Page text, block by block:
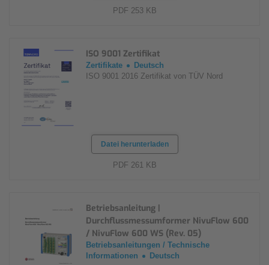
PDF 253 KB
ISO 9001 Zertifikat
Zertifikate
Deutsch
ISO 9001 2016 Zertifikat von TÜV Nord
Datei herunterladen
PDF 261 KB
Betriebsanleitung |
Durchflussmessumformer NivuFlow 600
/ NivuFlow 600 WS (Rev. 05)
Betriebsanleitungen / Technische
Informationen
Deutsch